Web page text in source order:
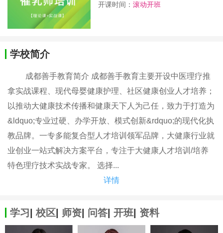
开课时间：滚动开班
学校简介
成都善手教育简介 成都善手教育主要开设中医理疗推
拿实战课程、现代母婴健康护理、社区健康创业人才培养；
以推动大健康技术传播和健康天下人为己任，致力于打造为
&ldquo;专业过硬、办学开放、模式创新&rdquo;的现代化执
教品牌。一专多能复合型人才培训领军品牌，大健康行业就
业创业一站式解决方案平台，专注于大健康人才培训/培养
特色理疗技术实战专家。 选择...
详情
学习 校区 师资 问答 开班 资料